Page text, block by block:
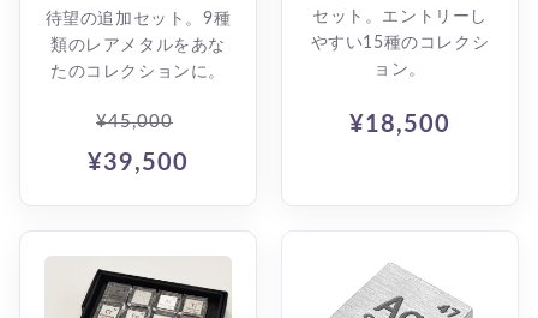
待望の追加セット。9種
類のレアメタルをあな
たのコレクションに。
¥45,000
¥39,500
セット。エントリーし
やすい15種のコレクシ
ョン。
¥18,500